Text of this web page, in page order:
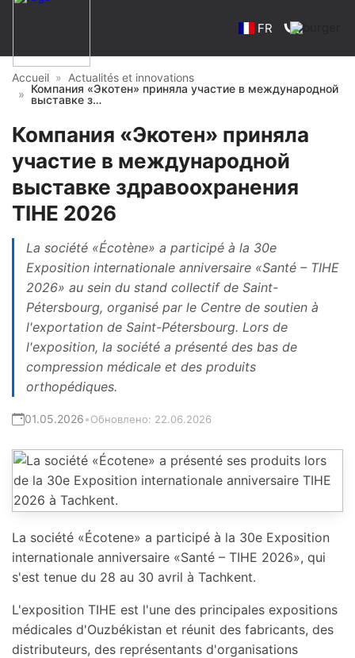
FR
Accueil
Actualités et innovations
Компания «Экотен» приняла участие в международной
выставке з…
Компания «Экотен» приняла
участие в международной
выставке здравоохранения
TIHE 2026
La société «Écotène» a participé à la 30e
Exposition internationale anniversaire «Santé – TIHE
2026» au sein du stand collectif de Saint-
Pétersbourg, organisé par le Centre de soutien à
l'exportation de Saint-Pétersbourg. Lors de
l'exposition, la société a présenté des bas de
compression médicale et des produits
orthopédiques.
01.05.2026•Обновлено: 22.06.2026
La société «Écotene» a participé à la 30e Exposition
internationale anniversaire «Santé – TIHE 2026», qui
s'est tenue du 28 au 30 avril à Tachkent.
L'exposition TIHE est l'une des principales expositions
médicales d'Ouzbékistan et réunit des fabricants, des
distributeurs, des représentants d'organisations